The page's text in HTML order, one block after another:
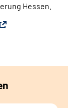
Hessen.